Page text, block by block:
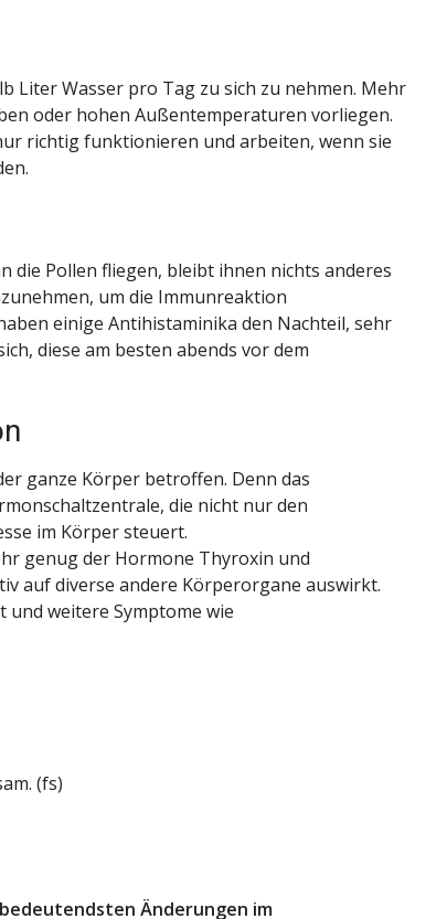
Liter Wasser pro Tag zu sich zu nehmen. Mehr
oder hohen Außentemperaturen vorliegen.
richtig funktionieren und arbeiten, wenn sie
die Pollen fliegen, bleibt ihnen nichts anderes
um die Immunreaktion
einige Antihistaminika den Nachteil, sehr
diese am besten abends vor dem
ganze Körper betroffen. Denn das
die nicht nur den
im Körper steuert.
genug der Hormone Thyroxin und
auf diverse andere Körperorgane auswirkt.
weitere Symptome wie
(fs)
bedeutendsten Änderungen im